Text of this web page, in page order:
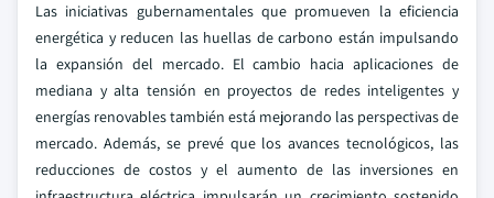
Las iniciativas gubernamentales que promueven la eficiencia
energética y reducen las huellas de carbono están impulsando
la expansión del mercado. El cambio hacia aplicaciones de
mediana y alta tensión en proyectos de redes inteligentes y
energías renovables también está mejorando las perspectivas de
mercado. Además, se prevé que los avances tecnológicos, las
reducciones de costos y el aumento de las inversiones en